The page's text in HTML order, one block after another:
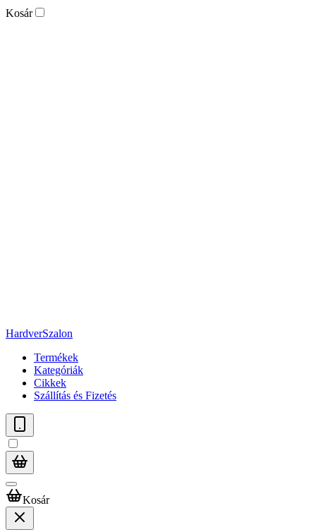
Kosár
HardverSzalon
Termékek
Kategóriák
Cikkek
Szállítás és Fizetés
Kosár